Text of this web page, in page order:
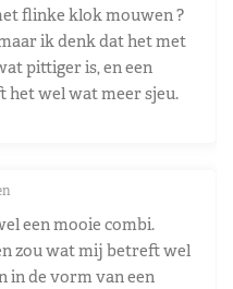
flinke klok mouwen ?
ik denk dat het met
pittiger is, en een
het wel wat meer sjeu.
een mooie combi.
zou wat mij betreft wel
in de vorm van een